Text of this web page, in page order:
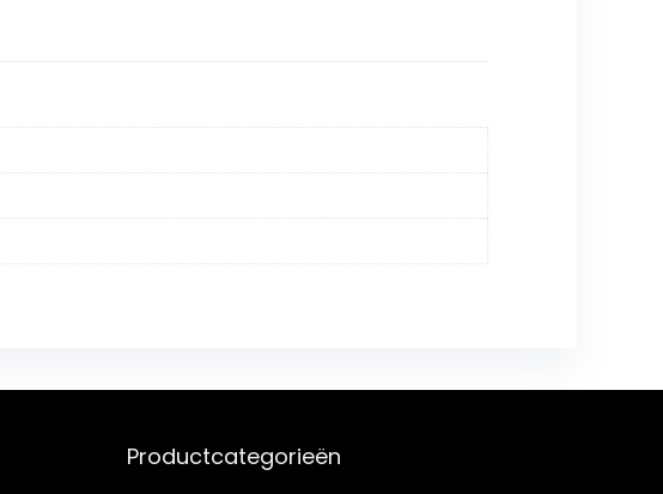
Productcategorieën